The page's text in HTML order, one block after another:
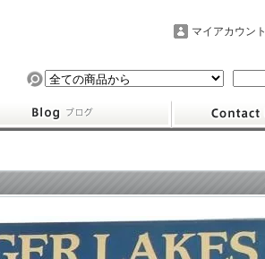
マイアカウント